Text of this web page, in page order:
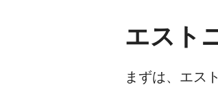
エスト
まずは、エス